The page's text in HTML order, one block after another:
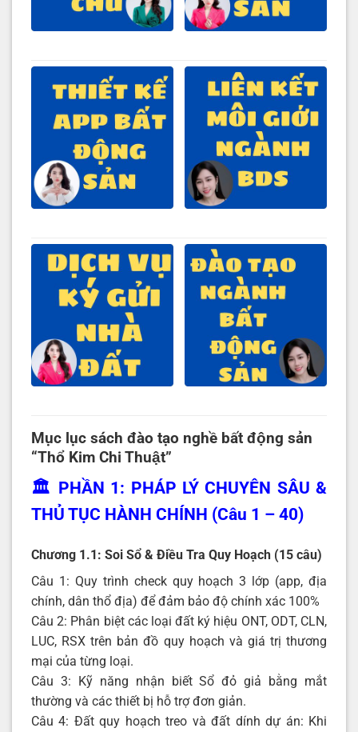
Mục lục sách đào tạo nghề bất động sản
“Thổ Kim Chi Thuật”
🏛️ PHẦN 1: PHÁP LÝ CHUYÊN SÂU &
THỦ TỤC HÀNH CHÍNH (Câu 1 – 40)
Chương 1.1: Soi Sổ & Điều Tra Quy Hoạch (15 câu)
Câu 1: Quy trình check quy hoạch 3 lớp (app, địa
chính, dân thổ địa) để đảm bảo độ chính xác 100%
Câu 2: Phân biệt các loại đất ký hiệu ONT, ODT, CLN,
LUC, RSX trên bản đồ quy hoạch và giá trị thương
mại của từng loại.
Câu 3: Kỹ năng nhận biết Sổ đỏ giả bằng mắt
thường và các thiết bị hỗ trợ đơn giản.
Câu 4: Đất quy hoạch treo và đất dính dự án: Khi